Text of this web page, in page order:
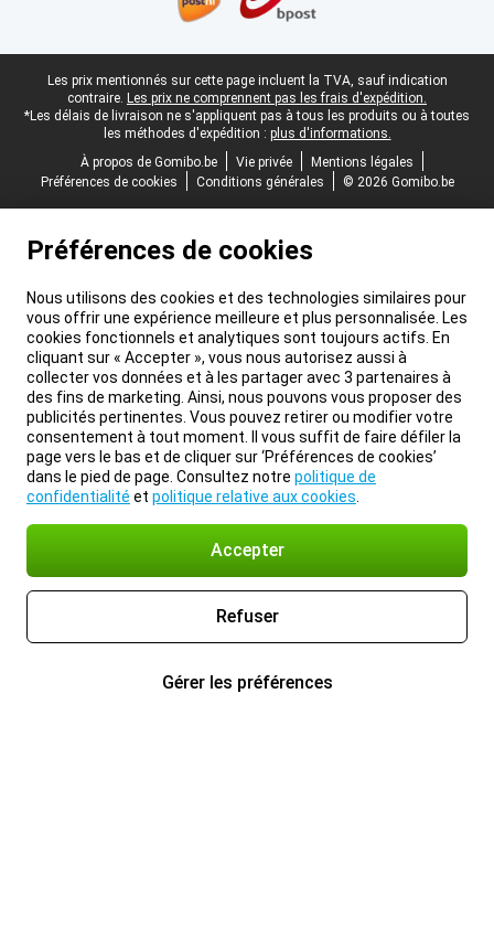
Pied-de-page légal
Les prix mentionnés sur cette page incluent la TVA, sauf indication
contraire. Les prix ne comprennent pas les frais d'expédition.
*Les délais de livraison ne s'appliquent pas à tous les produits ou à toutes
les méthodes d'expédition : plus d'informations.
À propos de Gomibo.be
Vie privée
Mentions légales
Préférences de cookies
Conditions générales © 2026 Gomibo.be
Préférences de cookies
Nous utilisons des cookies et des technologies similaires pour
vous offrir une expérience meilleure et plus personnalisée. Les
cookies fonctionnels et analytiques sont toujours actifs. En
cliquant sur « Accepter », vous nous autorisez aussi à
collecter vos données et à les partager avec 3 partenaires à
des fins de marketing. Ainsi, nous pouvons vous proposer des
publicités pertinentes. Vous pouvez retirer ou modifier votre
consentement à tout moment. Il vous suffit de faire défiler la
page vers le bas et de cliquer sur ‘Préférences de cookies’
dans le pied de page. Consultez notre politique de
confidentialité et politique relative aux cookies
Accepter
Refuser
Gérer les préférences